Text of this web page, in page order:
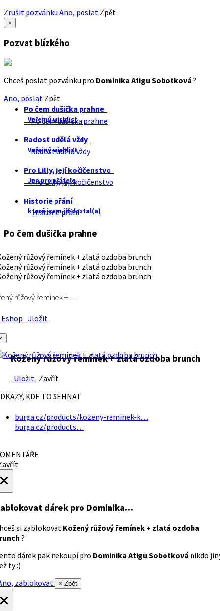
Zrušit pozvánku Ano, poslat Zpět
×
Pozvat blízkého
Chceš poslat pozvánku pro Dominika Atigu Sobotková ?
Ano, poslat Zpět
Po čem dušička prahne
Veřejný wishlist
Po čem dušička prahne
Radost udělá vždy
Veřejný wishlist
Radost udělá vždy
Pro Lilly, její kočičenstvo
Jen pro přátele
Pro Lilly, její kočičenstvo
Historie přání
které jsem již dostal(a)
Historie přání
Po čem dušička prahne
růžový řemínek +…
Uložit
Kožený růžový řemínek + zlatá ozdoba brunch
Uložit Zavřít
KDE TO SEHNAT
burga.cz/products/kozeny-reminek-k…
burga.cz/products…
dárek pro Dominika…
si zablokovat Kožený růžový řemínek + zlatá ozdoba
?
dárek pak nekoupí pro Dominika Atigu Sobotková nikdo
ty :)
zablokovat
× Zpět